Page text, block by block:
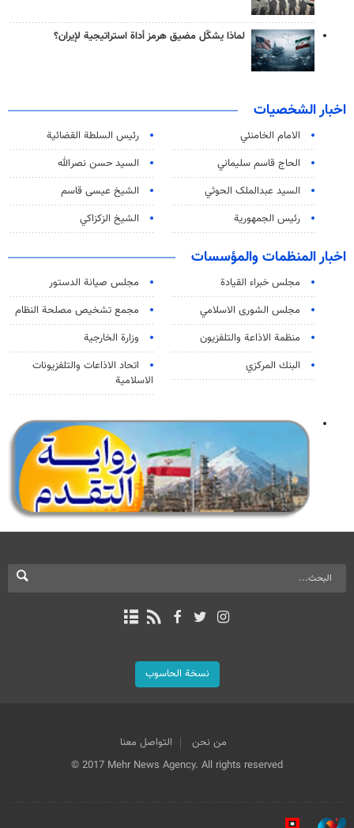
لماذا يشكّل مضيق هرمز أداة استراتيجية لإيران؟
اخبار الشخصيات
الامام الخامنئي
رئیس السلطة القضائیة
الحاج قاسم سليماني
السيد حسن نصرالله
السید عبدالملک الحوثي
الشيخ عيسى قاسم
رئيس الجمهورية
الشيخ الزكزاكي
اخبار المنظمات والمؤسسات
مجلس خبراء القيادة
مجلس صيانة الدستور
مجلس الشورى الاسلامي
مجمع تشخيص مصلحة النظام
منظمة الاذاعة والتلفزیون
وزارة الخارجية
البنك المركزي
اتحاد الاذاعات والتلفزيونات
الاسلامية
نسخة الحاسوب
من نحن
التواصل معنا
© 2017 Mehr News Agency. All rights reserved